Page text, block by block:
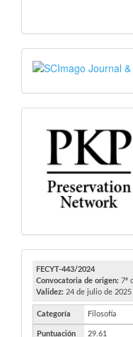
SJR
PKP
FECYT